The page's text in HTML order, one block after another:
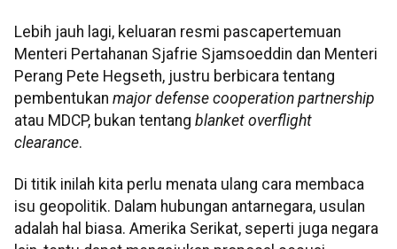
Lebih jauh lagi, keluaran resmi pascapertemuan
Menteri Pertahanan Sjafrie Sjamsoeddin dan Menteri
Perang Pete Hegseth, justru berbicara tentang
pembentukan major defense cooperation partnership
atau MDCP, bukan tentang blanket overflight
clearance.
Di titik inilah kita perlu menata ulang cara membaca
isu geopolitik. Dalam hubungan antarnegara, usulan
adalah hal biasa. Amerika Serikat, seperti juga negara